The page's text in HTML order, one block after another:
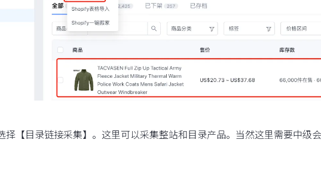
择【目录链接采集】。这里可以采集整站和目录产品。当然这里需要中级会